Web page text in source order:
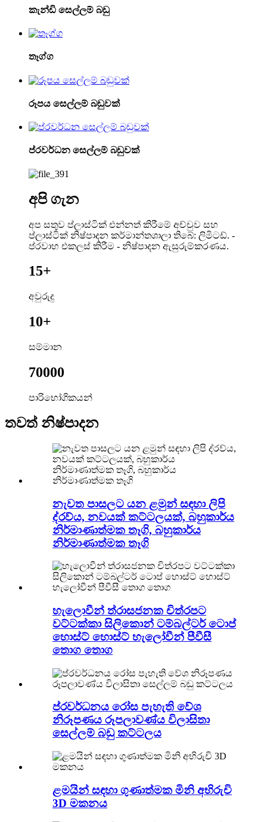
කැන්ඩි සෙල්ලම් බඩු
තෑග්ග
රූපය සෙල්ලම් බඩුවක්
ප්රවර්ධන සෙල්ලම් බඩුවක්
අපි ගැන
අප සතුව ප්ලාස්ටික් එන්නත් කිරීමේ අච්චුව සහ
ප්ලාස්ටික් නිෂ්පාදන කර්මාන්තශාලා තිබේ: ලිමිටඩ්. -
ප්රවාහ එකලස් කිරීම - නිෂ්පාදන ඇසුරුම්කරණය.
15+
අවුරුදු
10+
සම්මාන
70000
පාරිභෝගිකයන්
තවත් නිෂ්පාදන
නැවත පාසලට යන ළමුන් සඳහා ලිපි
ද්රව්ය, නවයක් කට්ටලයක්, බහුකාර්ය
නිර්මාණාත්මක තෑගි, බහුකාර්ය
නිර්මාණාත්මක තෑගි
හැලොවීන් ත්රාසජනක චිත්රපට
වට්ටක්කා සිලිකොන් ටම්බල්ටර් ටොප්
හොස්ට් හොස්ට් හැලෝවීන් පීවීසී
තොග තොග
ප්රවර්ධනය රෝස පැහැති වේශ
නිරූපණය රූපලාවණ්ය විලාසිතා
සෙල්ලම් බඩු කට්ටලය
ළමයින් සඳහා ගුණාත්මක මිනි අභිරුචි
3D මකනය